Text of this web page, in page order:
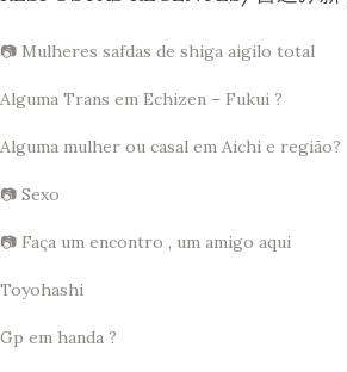
📷 Mulheres safdas de shiga aigilo total
Alguma Trans em Echizen – Fukui ?
Alguma mulher ou casal em Aichi e região?
📷 Sexo
📷 Faça um encontro , um amigo aqui
Toyohashi
Gp em handa ?